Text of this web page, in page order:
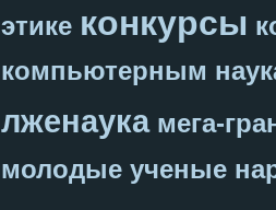
этике конкурсы
компьютерным
лженаука мега-
молодые ученые